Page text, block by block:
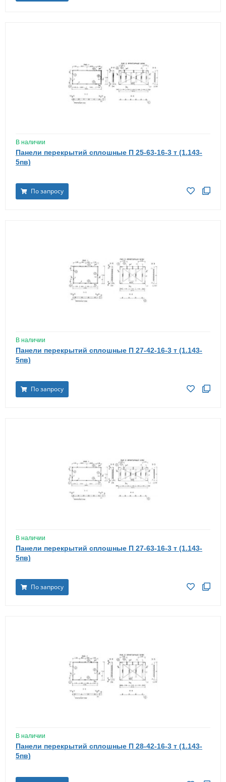
В наличии
Панели перекрытий сплошные П 25-63-16-3 т (1.143-
5пв)
По запросу
В наличии
Панели перекрытий сплошные П 27-42-16-3 т (1.143-
5пв)
По запросу
В наличии
Панели перекрытий сплошные П 27-63-16-3 т (1.143-
5пв)
По запросу
В наличии
Панели перекрытий сплошные П 28-42-16-3 т (1.143-
5пв)